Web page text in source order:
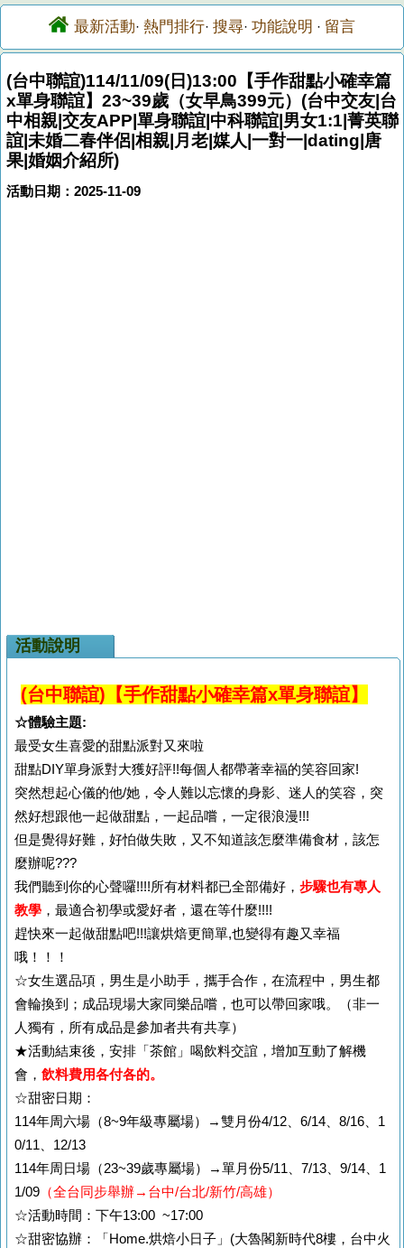
最新活動· 熱門排行· 搜尋· 功能說明 · 留言
(台中聯誼)114/11/09(日)13:00【手作甜點小確幸篇
x單身聯誼】23~39歲（女早鳥399元）(台中交友|台
中相親|交友APP|單身聯誼|中科聯誼|男女1:1|菁英聯
誼|未婚二春伴侶|相親|月老|媒人|一對一|dating|唐
果|婚姻介紹所)
活動日期：2025-11-09
活動說明
(台中聯誼)【手作甜點小確幸篇x單身聯誼】
☆體驗主題:
最受女生喜愛的甜點派對又來啦
甜點DIY單身派對大獲好評!!每個人都帶著幸福的笑容回家!
突然想起心儀的他/她，令人難以忘懷的身影、迷人的笑容，突
然好想跟他一起做甜點，一起品嚐，一定很浪漫!!!
但是覺得好難，好怕做失敗，又不知道該怎麼準備食材，該怎
麼辦呢???
我們聽到你的心聲囉!!!!所有材料都已全部備好， 步驟也有專人
教學 ，最適合初學或愛好者，還在等什麼!!!!
趕快來一起做甜點吧!!!讓烘焙更簡單,也變得有趣又幸福
哦！！！
☆女生選品項，男生是小助手，攜手合作，在流程中，男生都
會輪換到；成品現場大家同樂品嚐，也可以帶回家哦。（非一
人獨有，所有成品是參加者共有共享）
★活動結束後，安排「茶館」喝飲料交誼，增加互動了解機
會， 飲料費用各付各的。
☆甜密日期：
114年周六場（8~9年級專屬場）→雙月份4/12、6/14、8/16、1
0/11、12/13
114年周日場（23~39歲專屬場）→單月份5/11、7/13、9/14、1
1/09 （全台同步舉辦→台中/台北/新竹/高雄）
☆活動時間：下午13:00 ~17:00
☆甜密協辦：「Home.烘焙小日子」(大魯閣新時代8樓，台中火